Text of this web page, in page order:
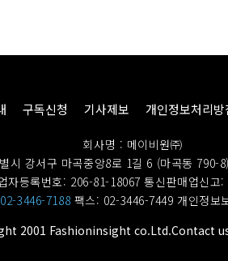
구독신청 기사제보 개인정보처리방
회사명 : 메이비원㈜
시 강서구 마곡중앙8로 1길 6 (마곡동 790-
자등록번호: 206-81-18067통신판매업신고
02-3446-7188 팩스: 02-3446-7449 개인정보
2001 Fashioninsight co.Ltd.Contact